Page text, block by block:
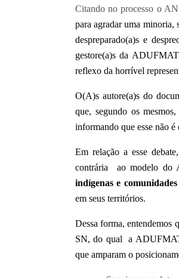
Citando no processo o
para agradar uma minoria,
despreparado(a)s e
gestore(a)s da ADUFMAT
reflexo da horrível
O(A)s autore(a)s do
que, segundo os
informando que esse não
Em relação a esse
contrária ao modelo do
indígenas e
em seus territórios.
Dessa forma, entendemos
SN, do qual a
que amparam o